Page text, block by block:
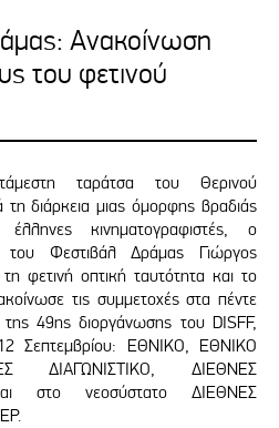
Ανακοίνωση
του φετινού
ταράτσα του Θερινού
διάρκεια μιας όμορφης βραδιάς
κινηματογραφιστές, ο
του Φεστιβάλ Δράμας Γιώργος
φετινή οπτική ταυτότητα και το
τις συμμετοχές στα πέντε
της 49ης διοργάνωσης του DISFF,
Σεπτεμβρίου: ΕΘΝΙΚΟ, ΕΘΝΙΚΟ
ΔΙΑΓΩΝΙΣΤΙΚΟ, ΔΙΕΘΝΕΣ
στο νεοσύστατο ΔΙΕΘΝΕΣ